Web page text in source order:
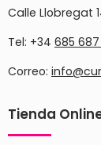
Calle Llobregat
Tel: +34 685
Correo:
Tienda